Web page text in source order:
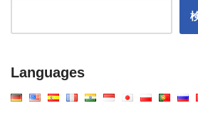
Languages